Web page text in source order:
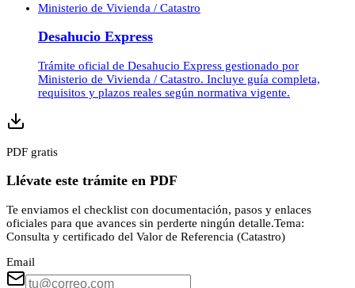
Ministerio de Vivienda / Catastro
Desahucio Express
Trámite oficial de Desahucio Express gestionado por
Ministerio de Vivienda / Catastro. Incluye guía completa,
requisitos y plazos reales según normativa vigente.
PDF gratis
Llévate este trámite en PDF
Te enviamos el checklist con documentación, pasos y enlaces
oficiales para que avances sin perderte ningún detalle.Tema:
Consulta y certificado del Valor de Referencia (Catastro)
Email